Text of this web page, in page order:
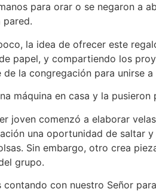
para orar o se negaron a
pared.
la idea de ofrecer este
papel, y compartiendo los
de la congregación para unirse
máquina en casa y la
joven comenzó a elaborar
una oportunidad de saltar
Sin embargo, otro crea
grupo.
contando con nuestro Señor